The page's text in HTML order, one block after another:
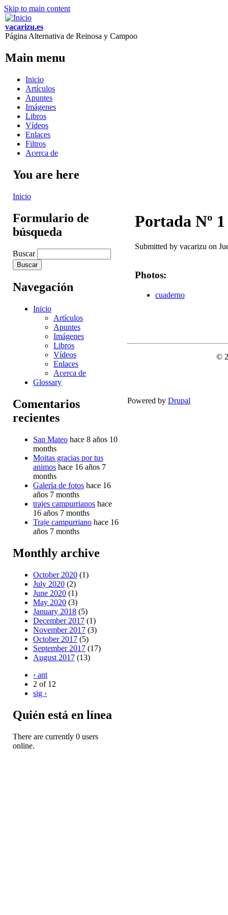
Skip to main content
vacarizu.es
Página Alternativa de Reinosa y Campoo
Main menu
Inicio
Artículos
Apuntes
Imágenes
Libros
Vídeos
Enlaces
Filtros
Acerca de
You are here
Inicio
Formulario de
búsqueda
Buscar
Navegación
Inicio
Artículos
Apuntes
Imágenes
Libros
Vídeos
Enlaces
Acerca de
Glossary
Comentarios
recientes
San Mateo hace 8 años 10
months
Moitas gracias por tus
animos hace 16 años 7
months
Galería de fotos hace 16
años 7 months
trajes campurrianos hace
16 años 7 months
Traje campurriano hace 16
años 7 months
Monthly archive
October 2020 (1)
July 2020 (2)
June 2020 (1)
May 2020 (3)
January 2018 (5)
December 2017 (1)
November 2017 (3)
October 2017 (5)
September 2017 (17)
August 2017 (13)
‹ ant
2 of 12
sig ›
Quién está en línea
There are currently 0 users
online.
Portada Nº 1
Submitted by vacarizu on
Photos:
cuaderno
©
Powered by Drupal